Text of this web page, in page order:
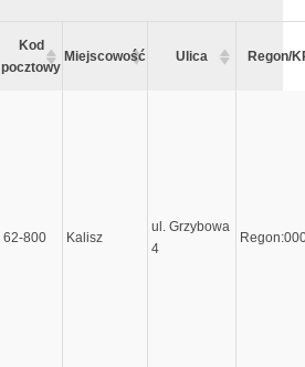
Kod
pocztowy
Miejscowość Ulica Regon/
62-800 Kalisz
ul. Grzybowa
4